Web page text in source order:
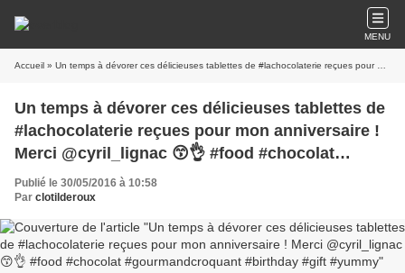
MENU
Accueil » Un temps à dévorer ces délicieuses tablettes de #lachocolaterie reçues pour mon anniversaire ! Merci @cyril_lignac 😙👌 #food #chocolat #gourmandcroquant #birthday #gift #yummy
Un temps à dévorer ces délicieuses tablettes de
#lachocolaterie reçues pour mon anniversaire !
Merci @cyril_lignac 😙👌 #food #chocolat
#gourmandcroquant #birthday #gift #yummy
Publié le 30/05/2016 à 10:58
Par clotilderoux